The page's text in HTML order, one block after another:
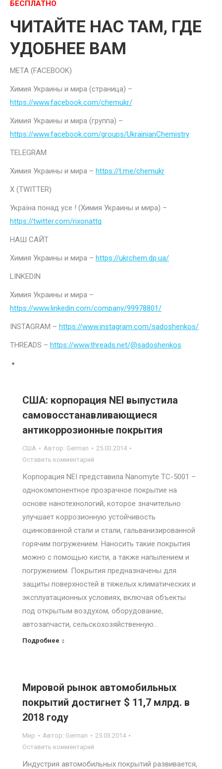
БЕСПЛАТНО.
ЧИТАЙТЕ НАС ТАМ, ГДЕ
УДОБНЕЕ ВАМ
META (FACEBOOK)
Химия Украины и мира (страница) –
https://www.facebook.com/chemukr/
Химия Украины и мира (группа) –
https://www.facebook.com/groups/UkrainianChemistry
TELEGRAM
Химия Украины и мира – https://t.me/chemukr
Х (TWITTER)
Україна понад усе ! (Химия Украины и мира) –
https://twitter.com/rixonattq
НАШ САЙТ
Химия Украины и мира – https://ukrchem.dp.ua/
LINKEDIN
Химия Украины и мира –
https://www.linkedin.com/company/99978801/
INSTAGRAM – https://www.instagram.com/sadoshenkos/
THREADS – https://www.threads.net/@sadoshenkos
США: корпорация NEI выпустила
самовосстанавливающиеся
антикоррозионные покрытия
США Автор: German
25.03.2014
Оставить комментарий
Корпорация NEI представила Nanomyte TC-5001 –
однокомпонентное прозрачное покрытие на
основе нанотехнологий, которое значительно
улучшает коррозионную устойчивость
оцинкованной стали и стали, гальванизированной
горячим погружением. Наносить такие покрытия
можно с помощью кисти, а также напылением и
погружением. Покрытия предназначены для
защиты поверхностей в тяжелых климатических и
эксплуатационных условиях, включая объекты
под открытым воздухом, оборудование,
автозапчасти, сельскохозяйственную…
Подробнее
Мировой рынок автомобильных
покрытий достигнет $ 11,7 млрд. в
2018 году
Мир Автор: German
25.03.2014
Оставить комментарий
Индустрия автомобильных покрытий развивается,